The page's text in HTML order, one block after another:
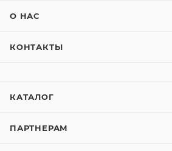
О НАС
КОНТАКТЫ
КАТАЛОГ
ПАРТНЕРАМ